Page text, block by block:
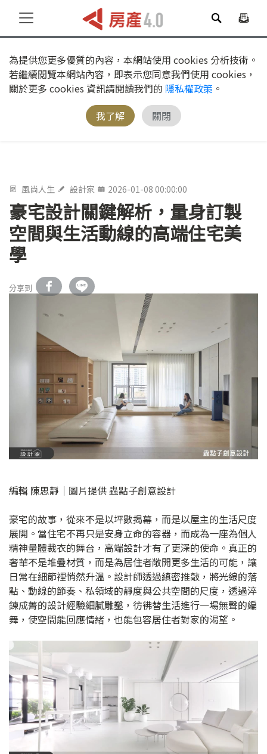
為提供您更多優質的內容，本網站使用 cookies 分析技術。
若繼續閱覽本網站內容，即表示您同意我們使用 cookies，
關於更多 cookies 資訊請閱讀我們的 隱私權政策 。
我了解
關閉
風尚人生 設計家 2026-01-08 00:00:00
豪宅設計關鍵解析，量身訂製
空間與生活動線的高端住宅美
學
分享到
編輯 陳思靜｜圖片提供 蟲點子創意設計
豪宅的故事，從來不是以坪數揭幕，而是以屋主的生活尺度
展開。當住宅不再只是安身立命的容器，而成為一座為個人
精神量體裁衣的舞台，高端設計才有了更深的使命。真正的
奢華不是堆疊材質，而是為居住者敞開更多生活的可能，讓
日常在細節裡悄然升溫。設計師透過縝密推敲，將光線的落
點、動線的節奏、私領域的靜度與公共空間的尺度，透過淬
鍊成菁的設計經驗細膩雕鑿，彷彿替生活進行一場無聲的編
舞，使空間能回應情緒，也能包容居住者對家的渴望。